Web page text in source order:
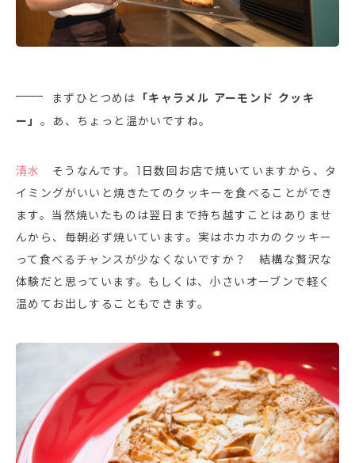
まずひとつめは
「キャラメル アーモンド クッキ
ー」 。あ、ちょっと温かいですね。
清水
そうなんです。1日数回お店で焼いていますから、タ
イミングがいいと焼きたてのクッキーを食べることができ
ます。当然焼いたものは翌日まで持ち越すことはありませ
んから、毎朝必ず焼いています。実はホカホカのクッキー
って食べるチャンスが少なくないですか？ 結構な贅沢な
体験だと思っています。もしくは、小さいオーブンで軽く
温めてお出しすることもできます。